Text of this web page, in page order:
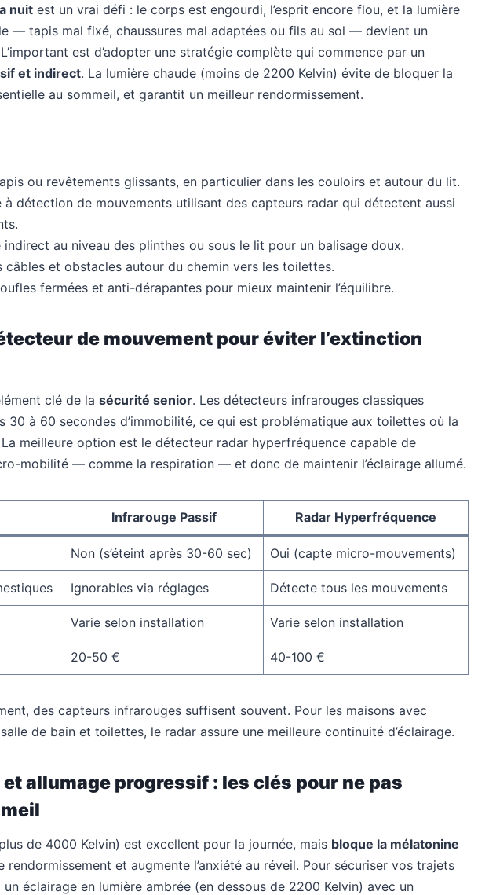
nuit est un vrai défi : le corps est engourdi, l’esprit encore flou, et la lumière
— tapis mal fixé, chaussures mal adaptées ou fils au sol — devient un
est d’adopter une stratégie complète qui commence par un
et indirect. La lumière chaude (moins de 2200 Kelvin) évite de bloquer la
au sommeil, et garantit un meilleur rendormissement.
ou revêtements glissants, en particulier dans les couloirs et autour du lit.
à détection de mouvements utilisant des capteurs radar qui détectent aussi
indirect au niveau des plinthes ou sous le lit pour un balisage doux.
câbles et obstacles autour du chemin vers les toilettes.
fermées et anti-dérapantes pour mieux maintenir l’équilibre.
de mouvement pour éviter l’extinction
clé de la sécurité senior. Les détecteurs infrarouges classiques
30 à 60 secondes d’immobilité, ce qui est problématique aux toilettes où la
meilleure option est le détecteur radar hyperfréquence capable de
mobilité — comme la respiration — et donc de maintenir l’éclairage allumé.
Infrarouge Passif Radar Hyperfréquence
Non (s’éteint après 30-60 sec) Oui (capte micro-mouvements)
Ignorables via réglages Détecte tous les mouvements
Varie selon installation Varie selon installation
20-50 € 40-100 €
des capteurs infrarouges suffisent souvent. Pour les maisons avec
de bain et toilettes, le radar assure une meilleure continuité d’éclairage.
allumage progressif : les clés pour ne pas
de 4000 Kelvin) est excellent pour la journée, mais bloque la mélatonine
rendormissement et augmente l’anxiété au réveil. Pour sécuriser vos trajets
éclairage en lumière ambrée (en dessous de 2200 Kelvin) avec un